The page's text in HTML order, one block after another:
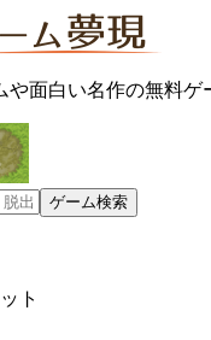
や面白い名作の無料
ト